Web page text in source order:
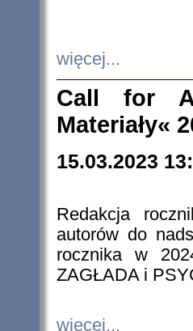
więcej...
Call for
Materiały«
15.03.2023
Redakcja
autorów do
rocznika w
ZAGŁADA i
więcej...